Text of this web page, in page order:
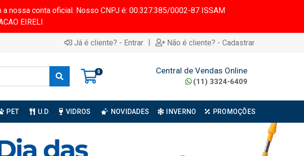
nossa conta oficial. Nosso CNPJ é: 00.327.385/0002-87 ISSAM
EIRELI
Já é cliente? - Entrar | Não é cliente? - Cadastrar
0 Central de Vendas Online
(11) 3324-6409
PET U.D VIDROS NOVIDADES INVERNO PROMOÇÕES